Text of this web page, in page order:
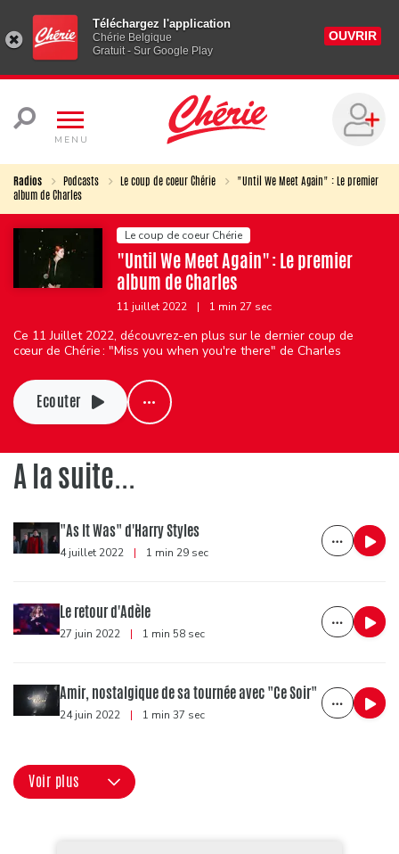
Téléchargez l'application
Chérie Belgique
Gratuit - Sur Google Play
OUVRIR
MENU
Radios Podcasts Le coup de coeur Chérie
"Until We Meet Again" : Le premier
album de Charles
Le coup de coeur Chérie
"Until We Meet Again" : Le premier
album de Charles
11 juillet 2022 | 1 min 27 sec
Ce 11 Juillet 2022, découvrez-en plus sur le dernier coup de
cœur de Chérie : "Miss you when you're there" de Charles
Ecouter
A la suite...
"As It Was" d'Harry Styles
4 juillet 2022 | 1 min 29 sec
Le retour d'Adèle
27 juin 2022 | 1 min 58 sec
Amir, nostalgique de sa tournée avec "Ce Soir"
24 juin 2022 | 1 min 37 sec
Voir plus